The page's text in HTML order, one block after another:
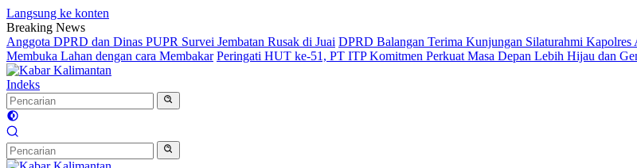
Langsung ke konten
Breaking News
Anggota DPRD dan Dinas PUPR Survei Jembatan Rusak di Juai DPRD Balangan Terima Kunjungan Silaturahmi Kapolres
Membuka Lahan dengan cara Membakar Peringati HUT ke-51, PT ITP Komitmen Perkuat Masa Depan Lebih Hijau dan
Indeks